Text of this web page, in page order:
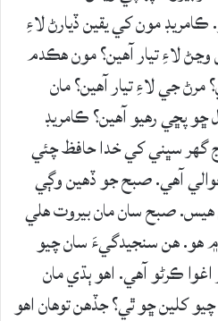
مون کي يقين ڏيارڻ لاءِ
لاءِ تيار آھين؟ مون ھڪدم
جي لاءِ تيار آھين؟ مان
ڇو پڇي رھيو آھين؟ ڪامريڊ
گھر سڀني کي خدا حافظ چئي
آھي. صبح جو ڏهين وڳي
صبح سان مان بيروت ھلي
۾ ھو. ھن سنجيدگيءَ سان چيو
اغوا ڪرڻو آھي. اھو ٻڌي مان
کلين ڇو ٿي؟ جڏھن توھان اهو